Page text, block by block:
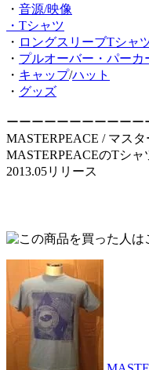
・ 音源/映像
・Tシャツ
・ ロングスリーブTシャ
・ プルオーバー・パーカ
・ キャップ/ハット
・ グッズ
ーーーーーーーーーーー
MASTERPEACE / マスタ
MASTERPEACEのTシャ
2013.05リリース